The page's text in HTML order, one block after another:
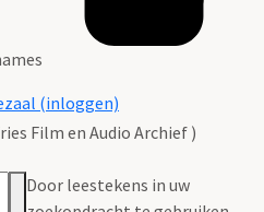
(inloggen)
Film en Audio Archief )
Door leestekens in uw